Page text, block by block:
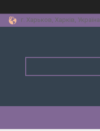
г. Харьков, Харків, Україна